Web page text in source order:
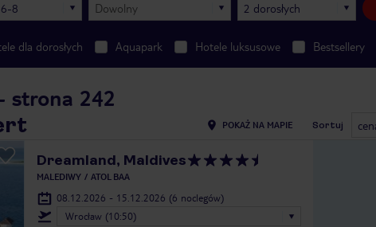
6-8 Dowolny 2 dorosłych
dla dorosłych Aquapark Hotele luksusowe Bestsellery
strona 242
POKAŻ NA MAPIE Sortuj
Dreamland, Maldives
MALEDIWY ATOL BAA
08.12.2026 - 15.12.2026 (6 noclegów)
Wrocław (10:50)